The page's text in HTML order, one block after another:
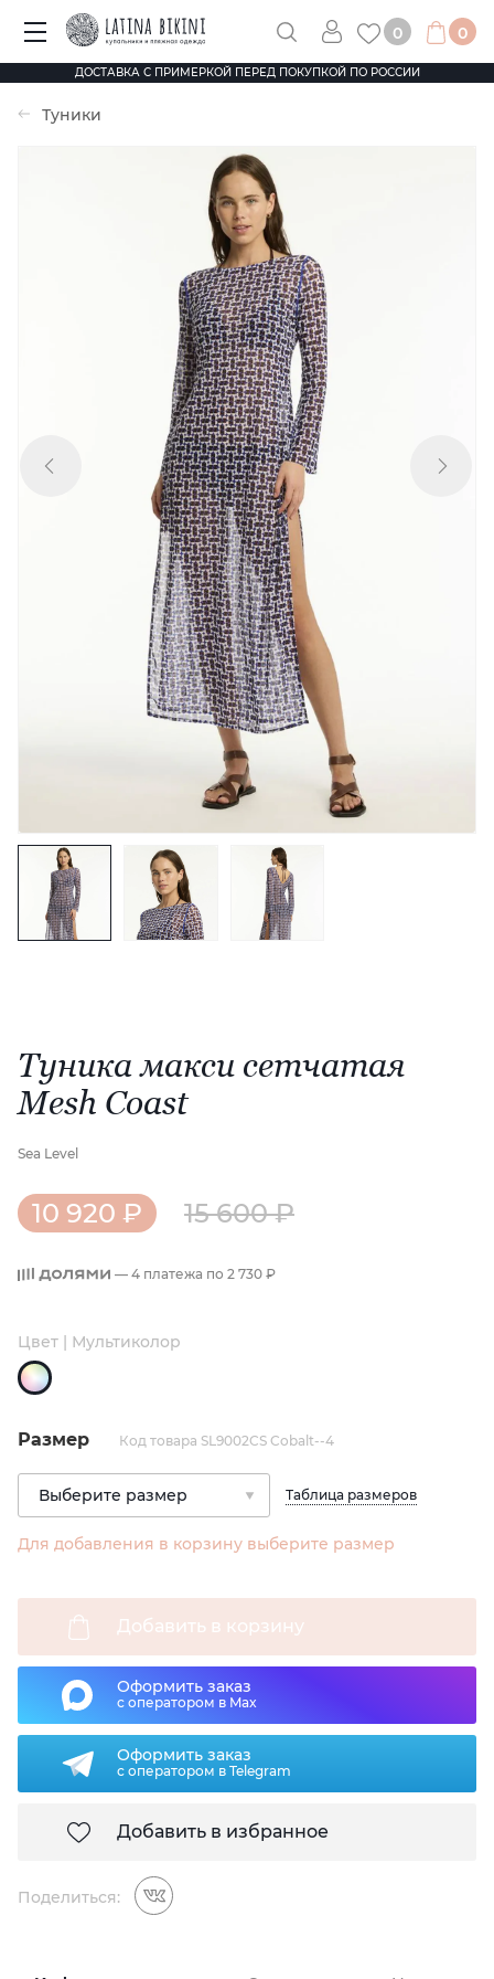
ДОСТАВКА С ПРИМЕРКОЙ ПЕРЕД ПОКУПКОЙ ПО РОССИИ
0 0
Туники
Туника макси сетчатая
Mesh Coast
Sea Level
10 920 ₽ 15 600 ₽
— 4 платежа по 2 730 ₽
Цвет | Мультиколор
Размер Код товара SL9002CS Cobalt--4
Таблица размеров
Для добавления в корзину выберите размер
Добавить в корзину
Оформить заказ
с оператором в Max
Оформить заказ
с оператором в Telegram
Добавить в избранное
Поделиться: